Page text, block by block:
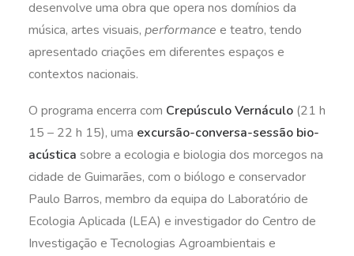
desenvolve uma obra que opera nos domínios da
música, artes visuais, performance e teatro, tendo
apresentado criações em diferentes espaços e
contextos nacionais.
O programa encerra com Crepúsculo Vernáculo (21 h
15 – 22 h 15), uma excursão-conversa-sessão bio-
acústica sobre a ecologia e biologia dos morcegos na
cidade de Guimarães, com o biólogo e conservador
Paulo Barros, membro da equipa do Laboratório de
Ecologia Aplicada (LEA) e investigador do Centro de
Investigação e Tecnologias Agroambientais e